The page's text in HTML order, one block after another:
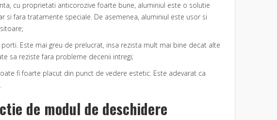
cu proprietati anticorozive foarte bune, aluminiul este o solutie
si fara tratamente speciale. De asemenea, aluminiul este usor si
Este mai greu de prelucrat, insa rezista mult mai bine decat alte
sa reziste fara probleme decenii intregi;
fi foarte placut din punct de vedere estetic. Este adevarat ca
de modul de deschidere